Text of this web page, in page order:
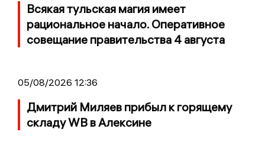
Всякая тульская магия имеет
рациональное начало. Оперативное
совещание правительства 4 августа
05/08/2026 12:36
Дмитрий Миляев прибыл к горящему
складу WB в Алексине